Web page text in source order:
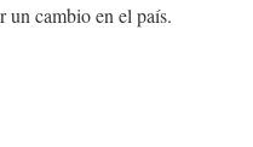
un cambio en el país.